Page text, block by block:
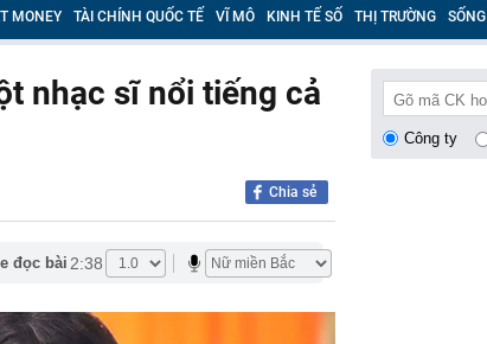
mẫu, cơ sở trông giữ trẻ
khuyến khích sáp nhập
6 người bị thương, giao thông
tỷ của Việt Nam lần đầu tiên
tăng trưởng hơn 34%, công
trong tháng 8
Quốc: Vương Sở Nhiên bét
MONEY TÀI CHÍNH QUỐC TẾ VĨ MÔ KINH TẾ SỐ THỊ TRƯỜNG SỐNG
nhạc sĩ nổi tiếng cả
Chia sẻ
đọc bài 2:38
Công ty